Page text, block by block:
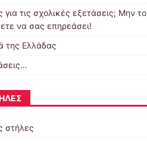
για τις σχολικές εξετάσεις; Μην το
να σας επηρεάσει!
της Ελλάδας
στήλες